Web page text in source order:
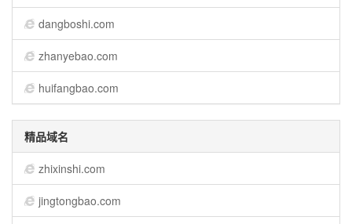
dangboshi.com
zhanyebao.com
huifangbao.com
精品域名
zhixinshi.com
jingtongbao.com